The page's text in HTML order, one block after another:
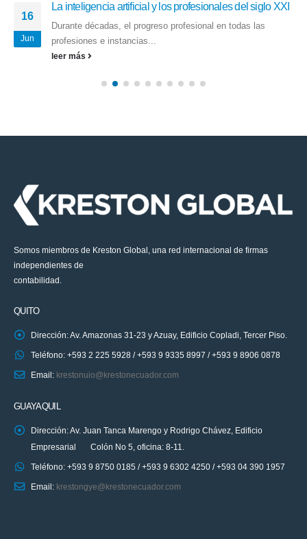
16
Jun
La inteligencia artificial y los profesionales del siglo XXI
Durante décadas, el progreso profesional en todas las
profesiones e instancias...
leer más
Somos miembros de Kreston Global, una red internacional de firmas
independientes de
contabilidad.
QUITO
Dirección: Av. Amazonas 31-23 y Azuay, Edificio Copladi, Tercer Piso.
Teléfono: +593 2 225 5928 / +593 9 9335 8997 / +593 9 8906 0878
Email: krestonuio@krestonecuador.com
GUAYAQUIL
Dirección: Av. Juan Tanca Marengo y Rodrigo Chávez, Edificio
Empresarial Colón No 5, oficina: 8-11.
Teléfono: +593 9 8750 0185 / +593 9 6302 4250 / +593 04 390 1957
Email: krestongye@krestonecuador.com